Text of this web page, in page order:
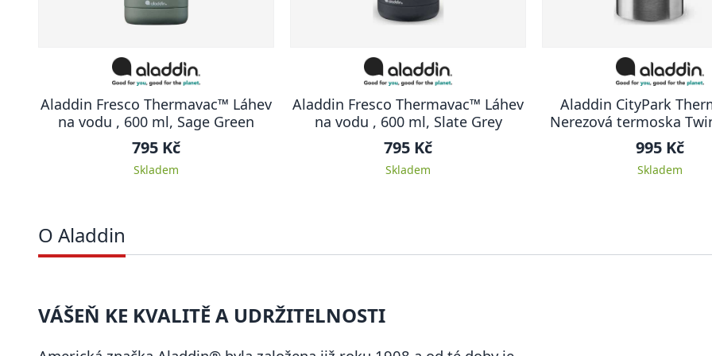
Aladdin Fresco Thermavac™ Láhev
na vodu , 600 ml, Sage Green
795 Kč
Skladem
Aladdin Fresco Thermavac™ Láhev
na vodu , 600 ml, Slate Grey
795 Kč
Skladem
Aladdin CityPark
Nerezová termoska Twin Cup 1 l,
šedivá
995 Kč
Skladem
O Aladdin
VÁŠEŇ KE KVALITĚ A UDRŽITELNOSTI